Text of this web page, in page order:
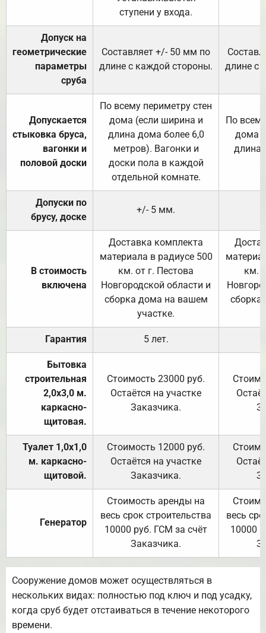
ступени у входа.
Допуск на
геометрические
параметры
сруба
Составляет +/- 50 мм по
длине с каждой стороны.
длине с
Допускается
стыковка бруса,
вагонки и
половой доски
По всему периметру стен
дома (если ширина и
длина дома более 6,0
метров). Вагонки и
доски пола в каждой
отдельной комнате.
По
дома
длина
Допуски по
брусу, доске
+/- 5 мм.
В стоимость
включена
Доставка комплекта
материала в радиусе 500
км. от г. Пестова
Новгородской области и
сборка дома на вашем
участке.
км.
Гарантия 5 лет.
Бытовка
строительная
2,0х3,0 м.
каркасно-
щитовая.
Стоимость 23000 руб.
Остаётся на участке
Заказчика.
Туалет 1,0х1,0
м. каркасно-
щитовой.
Стоимость 12000 руб.
Остаётся на участке
Заказчика.
Генератор
Стоимость аренды на
весь срок строительства
10000 руб. ГСМ за счёт
Заказчика.
весь
10000
Сооружение домов может осуществляться в
нескольких видах: полностью под ключ и под усадку,
когда сруб будет отстаиваться в течение некоторого
времени.